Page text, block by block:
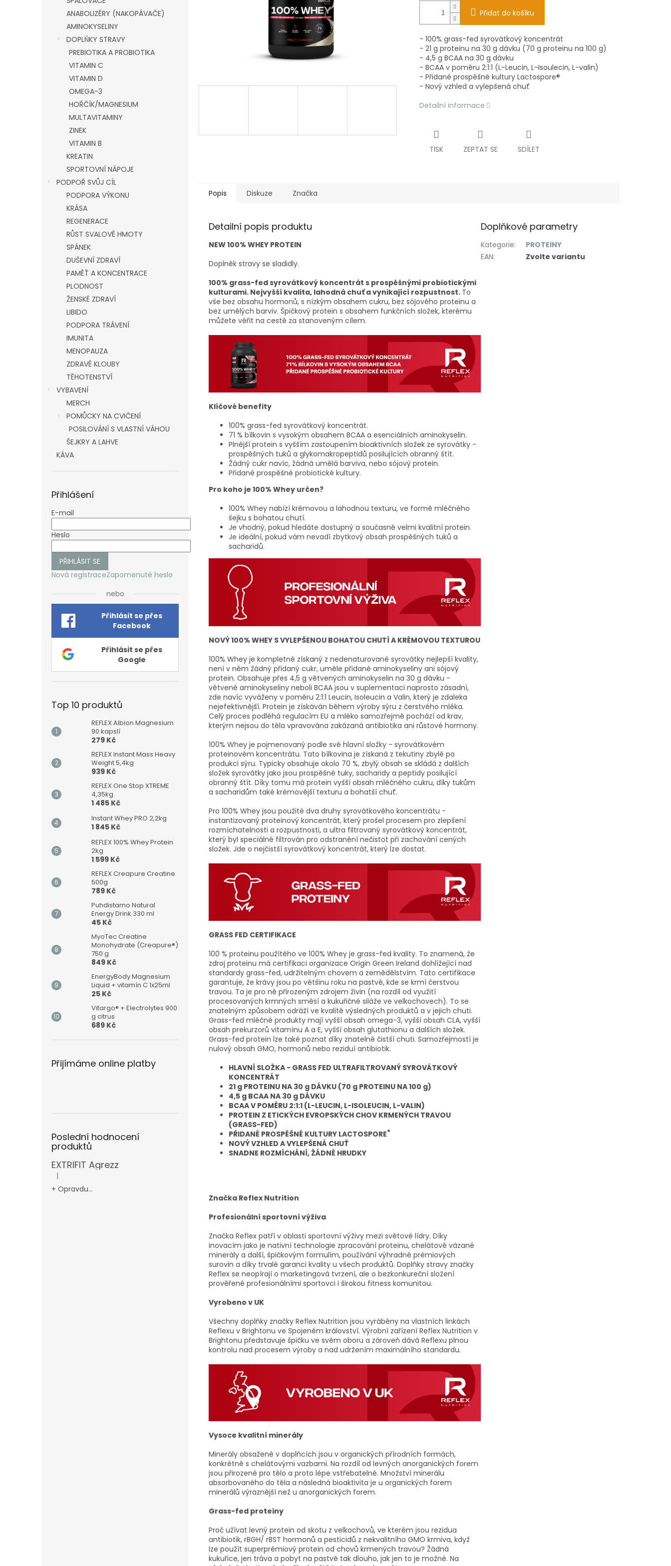
ANABOLIZÉRY (NAKOPÁVAČE)
AMINOKYSELINY
DOPLŇKY STRAVY
PREBIOTIKA A PROBIOTIKA
VITAMIN C
VITAMIN D
OMEGA-3
HOŘČÍK/MAGNESIUM
MULTAVITAMINY
ZINEK
VITAMIN B
KREATIN
SPORTOVNÍ NÁPOJE
PODPOŘ SVŮJ CÍL
PODPORA VÝKONU
KRÁSA
REGENERACE
RŮST SVALOVÉ HMOTY
SPÁNEK
DUŠEVNÍ ZDRAVÍ
PAMĚŤ A KONCENTRACE
PLODNOST
ŽENSKÉ ZDRAVÍ
LIBIDO
PODPORA TRÁVENÍ
IMUNITA
MENOPAUZA
ZDRAVÉ KLOUBY
TĚHOTENSTVÍ
VYBAVENÍ
MERCH
POMŮCKY NA CVIČENÍ
POSILOVÁNÍ S VLASTNÍ VÁHOU
ŠEJKRY A LAHVE
KÁVA
Přihlášení
E-mail
Heslo
PŘIHLÁSIT SE
Nová registraceZapomenuté heslo
nebo
Přihlásit se přes
Facebook
Přihlásit se přes
Google
Top 10 produktů
REFLEX Albion Magnesium
90 kapslí
279 Kč
REFLEX Instant Mass Heavy
Weight 5,4kg
939 Kč
REFLEX One Stop XTREME
4,35kg
1 485 Kč
Instant Whey PRO 2,2kg
1 845 Kč
REFLEX 100% Whey Protein
2kg
1 599 Kč
REFLEX Creapure Creatine
500g
789 Kč
Puhdistamo Natural
Energy Drink 330 ml
45 Kč
MyoTec Creatine
Monohydrate (Creapure®)
750 g
849 Kč
EnergyBody Magnesium
Liquid + vitamín C 1x25ml
25 Kč
Vitargo® + Electrolytes 900
g citrus
689 Kč
Přijímáme online platby
Poslední hodnocení
produktů
EXTRIFIT Agrezz
Hodnocení produktu je 5 z 5 hvězdiček.
|
+ Opravdu...
Přidat do košíku
- 100% grass-fed syrovátkový koncentrát
- 21 g proteinu na 30 g dávku (70 g proteinu na 100 g)
- 4,5 g BCAA na 30 g dávku
- BCAA v poměru 2:1:1 (L-Leucin, L-Isoulecin, L-valin)
- Přidané prospěšné kultury Lactospore®
- Nový vzhled a vylepšená chuť
Detailní informace
TISK ZEPTAT SE SDÍLET
Popis Diskuze Značka
Detailní popis produktu
NEW 100% WHEY PROTEIN
Doplněk stravy se sladidly.
100% grass-fed syrovátkový koncentrát s prospěšnými probiotickými
kulturami. Nejvyšší kvalita, lahodná chuť a vynikající rozpustnost. To
vše bez obsahu hormonů, s nízkým obsahem cukru, bez sójového proteinu a
bez umělých barviv. Špičkový protein s obsahem funkčních složek, kterému
můžete věřit na cestě za stanoveným cílem.
Klíčové benefity
100% grass-fed syrovátkový koncentrát.
71 % bílkovin s vysokým obsahem BCAA a esenciálních aminokyselin.
Plnější protein s vyšším zastoupením bioaktivních složek ze syrovátky -
prospěšných tuků a glykomakropeptidů posilujících obranný štít.
Žádný cukr navíc, žádná umělá barviva, nebo sójový protein.
Přidané prospěšné probiotické kultury.
Pro koho je 100% Whey určen?
100% Whey nabízí krémovou a lahodnou texturu, ve formě mléčného
šejku s bohatou chutí.
Je vhodný, pokud hledáte dostupný a současně velmi kvalitní protein.
Je ideální, pokud vám nevadí zbytkový obsah prospěšných tuků a
sacharidů.
NOVÝ 100% WHEY S VYLEPŠENOU BOHATOU CHUTÍ A KRÉMOVOU TEXTUROU
100% Whey je kompletně získaný z nedenaturované syrovátky nejlepší kvality,
není v něm žádný přidaný cukr, uměle přidané aminokyseliny ani sójový
protein. Obsahuje přes 4,5 g větvených aminokyselin na 30 g dávku -
větvené aminokyseliny neboli BCAA jsou v suplementaci naprosto zásadní,
zde navíc vyváženy v poměru 2:1:1 Leucin, Isoleucin a Valin, který je zdaleka
nejefektivnější. Protein je získáván během výroby sýru z čerstvého mléka.
Celý proces podléhá regulacím EU a mléko samozřejmě pochází od krav,
kterým nejsou do těla vpravována zakázaná antibiotika ani růstové hormony.
100% Whey je pojmenovaný podle své hlavní složky - syrovátkovém
proteinovém koncentrátu. Tato bílkovina je získaná z tekutiny zbylé po
produkci sýru. Typicky obsahuje okolo 70 %, zbylý obsah se skládá z dalších
složek syrovátky jako jsou prospěšné tuky, sacharidy a peptidy posilující
obranný štít. Díky tomu má protein vyšší obsah mléčného cukru, díky tukům
a sacharidům také krémovější texturu a bohatší chuť.
Pro 100% Whey jsou použité dva druhy syrovátkového koncentrátu -
instantizovaný proteinový koncentrát, který prošel procesem pro zlepšení
rozmíchatelnosti a rozpustnosti, a ultra filtrovaný syrovátkový koncentrát,
který byl speciálně filtrován pro odstranění nečistot při zachování cených
složek. Jde o nejčistší syrovátkový koncentrát, který lze dostat.
GRASS FED CERTIFIKACE
100 % proteinu použítého ve 100% Whey je grass-fed kvality. To znamená, že
zdroj proteinu má certifikaci organizace Origin Green Ireland dohlížející nad
standardy grass-fed, udržitelným chovem a zemědělstvím. Tato certifikace
garantuje, že krávy jsou po většinu roku na pastvě, kde se krmí čerstvou
travou. Ta je pro ně přirozeným zdrojem živin (na rozdíl od využití
procesovaných krmných směsí a kukuřičné siláže ve velkochovech). To se
znatelným způsobem odráží ve kvalitě výsledných produktů a v jejich chuti.
Grass-fed mléčné produkty mají vyšší obsah omega-3, vyšší obsah CLA, vyšší
obsah prekurzorů vitamínu A a E, vyšší obsah glutathionu a dalších složek.
Grass-fed protein lze také poznat díky znatelně čistší chuti. Samozřejmostí je
nulový obsah GMO, hormonů nebo reziduí antibiotik.
HLAVNÍ SLOŽKA - GRASS FED ULTRAFILTROVANÝ SYROVÁTKOVÝ
KONCENTRÁT
21 g PROTEINU NA 30 g DÁVKU (70 g PROTEINU NA 100 g)
4,5 g BCAA NA 30 g DÁVKU
BCAA V POMĚRU 2:1:1 (L-LEUCIN, L-ISOLEUCIN, L-VALIN)
PROTEIN Z ETICKÝCH EVROPSKÝCH CHOV KRMENÝCH TRAVOU
(GRASS-FED)
PŘIDANÉ PROSPĚŠNÉ KULTURY LACTOSPORE®
NOVÝ VZHLED A VYLEPŠENÁ CHUŤ
SNADNE ROZMÍCHÁNÍ, ŽÁDNÉ HRUDKY
Značka Reflex Nutrition
Profesionální sportovní výživa
Značka Reflex patří v oblasti sportovní výživy mezi světové lídry. Díky
inovacím jako je nativní technologie zpracování proteinu, chelátově vázané
minerály a další, špičkovým formulím, používání výhradně prémiových
surovin a díky trvalé garanci kvality u všech produktů. Doplňky stravy značky
Reflex se neopírají o marketingová tvrzení, ale o bezkonkureční složení
prověřené profesionálními sportovci i širokou fitness komunitou.
Vyrobeno v UK
Všechny doplňky značky Reflex Nutrition jsou vyráběny na vlastních linkách
Reflexu v Brightonu ve Spojeném království. Výrobní zařízení Reflex Nutrition v
Brightonu představuje špičku ve svém oboru a zároveň dává Reflexu plnou
kontrolu nad procesem výroby a nad udržením maximálního standardu.
Vysoce kvalitní minerály
Minerály obsažené v doplňcích jsou v organických přírodních formách,
konkrétně s chelátovými vazbami. Na rozdíl od levných anorganických forem
jsou přirozené pro tělo a proto lépe vstřebatelné. Množství minerálu
absorbovaného do těla a následná bioaktivita je u organických forem
minerálů výraznější než u anorganických forem.
Grass-fed proteiny
Proč užívat levný protein od skotu z velkochovů, ve kterém jsou rezidua
antibiotik, rBGH/ rBST hormonů a pesticidů z nekvalitního GMO krmiva, když
lze použít superprémiový protein od chovů krmených travou? Žádná
kukuřice, jen tráva a pobyt na pastvě tak dlouho, jak jen to je možné. Na
Doplňkové parametry
Kategorie:
PROTEINY
EAN: Zvolte variantu